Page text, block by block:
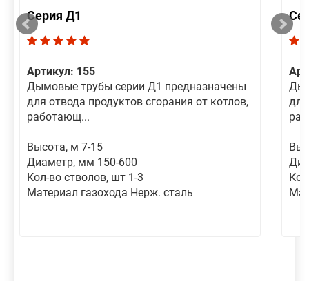
Серия Д1
Артикул: 155
Дымовые трубы серии Д1 предназначены
для отвода продуктов сгорания от котлов,
работающ...
Высота, м 7-15
Диаметр, мм 150-600
Кол-во стволов, шт 1-3
Материал газохода Нерж. сталь